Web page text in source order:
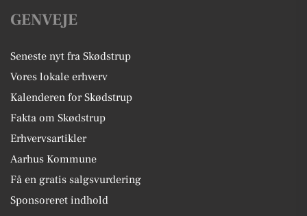
GENVEJE
Seneste nyt fra Skødstrup
Vores lokale erhverv
Kalenderen for Skødstrup
Fakta om Skødstrup
Erhvervsartikler
Aarhus Kommune
Få en gratis salgsvurdering
Sponsoreret indhold